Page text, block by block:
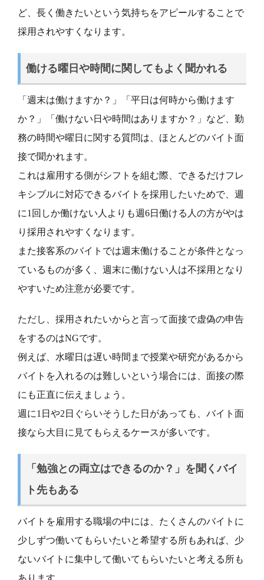
ど、長く働きたいという気持ちをアピールすることで
採用されやすくなります。
働ける曜日や時間に関してもよく聞かれる
「週末は働けますか？」「平日は何時から働けます
か？」「働けない日や時間はありますか？」など、勤
務の時間や曜日に関する質問は、ほとんどのバイト面
接で聞かれます。
これは雇用する側がシフトを組む際、できるだけフレ
キシブルに対応できるバイトを採用したいためで、週
に1回しか働けない人よりも週6日働ける人の方がやは
り採用されやすくなります。
また接客系のバイトでは週末働けることが条件となっ
ているものが多く、週末に働けない人は不採用となり
やすいため注意が必要です。
ただし、採用されたいからと言って面接で虚偽の申告
をするのはNGです。
例えば、水曜日は遅い時間まで授業や研究があるから
バイトを入れるのは難しいという場合には、面接の際
にも正直に伝えましょう。
週に1日や2日ぐらいそうした日があっても、バイト面
接なら大目に見てもらえるケースが多いです。
「勉強との両立はできるのか？」を聞くバイ
ト先もある
バイトを雇用する職場の中には、たくさんのバイトに
少しずつ働いてもらいたいと希望する所もあれば、少
ないバイトに集中して働いてもらいたいと考える所も